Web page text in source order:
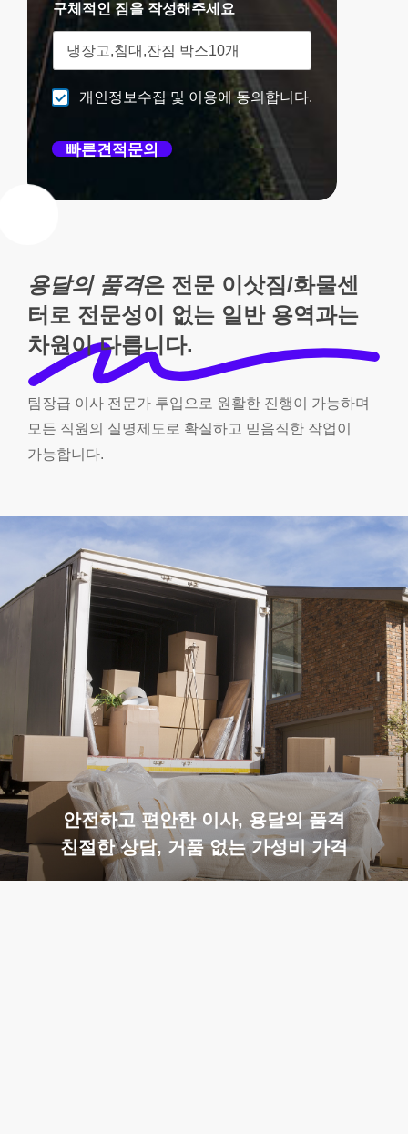
구체적인 짐을 작성해주세요
개인정보수집 및 이용에 동의합니다.
빠른견적문의
용달의 품격은 전문 이삿짐/화물센
터로 전문성이 없는 일반 용역과는
차원이 다릅니다.
팀장급 이사 전문가 투입으로 원활한 진행이
가능하며
모든 직원의 실명제도로 확실하고 믿음직한 작업이
가능합니다.
안전하고 편안한 이사, 용달의 품격
친절한 상담, 거품 없는 가성비 가격